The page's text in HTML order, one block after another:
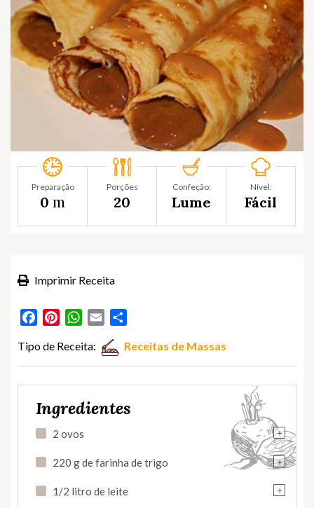
Preparação
0 m
Porções
20
Confeção:
Lume
Nível:
Fácil
Imprimir Receita
FacebookPinterestWhatsApp
Email
Tipo de Receita: Receitas de Massas
Ingredientes
+
2 ovos
+
220 g de farinha de trigo
+
1/2 litro de leite